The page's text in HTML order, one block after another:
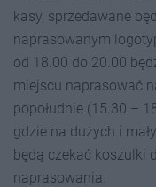
kasy, sprzedawane
naprasowanym
od 18.00 do 20.00
miejscu naprasować
popołudnie (15.30 –
gdzie na dużych i
będą czekać koszulki
naprasowania.